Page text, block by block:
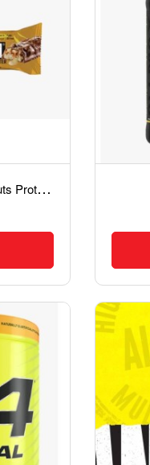
B
ody Attack YAMBAM Nuts Protein Bar 堅果蛋白棒- 55克